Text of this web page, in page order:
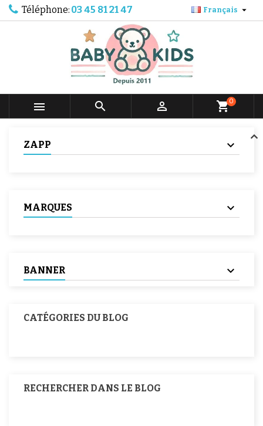
Téléphone: 03 45 81 21 47 Français 
   shopping_cart0
ZAPP
MARQUES
BANNER
CATÉGORIES DU BLOG
RECHERCHER DANS LE BLOG